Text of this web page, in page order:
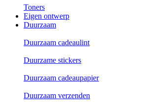
Toners
Eigen ontwerp
Duurzaam
Duurzaam cadeaulint
Duurzame stickers
Duurzaam cadeaupapier
Duurzaam verzenden